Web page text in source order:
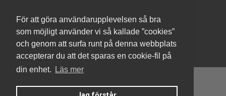
För att göra användarupplevelsen så bra
som möjligt använder vi så kallade ”cookies”
och genom att surfa runt på denna webbplats
accepterar du att det sparas en cookie-fil på
din enhet.
Läs mer
www.jm.se